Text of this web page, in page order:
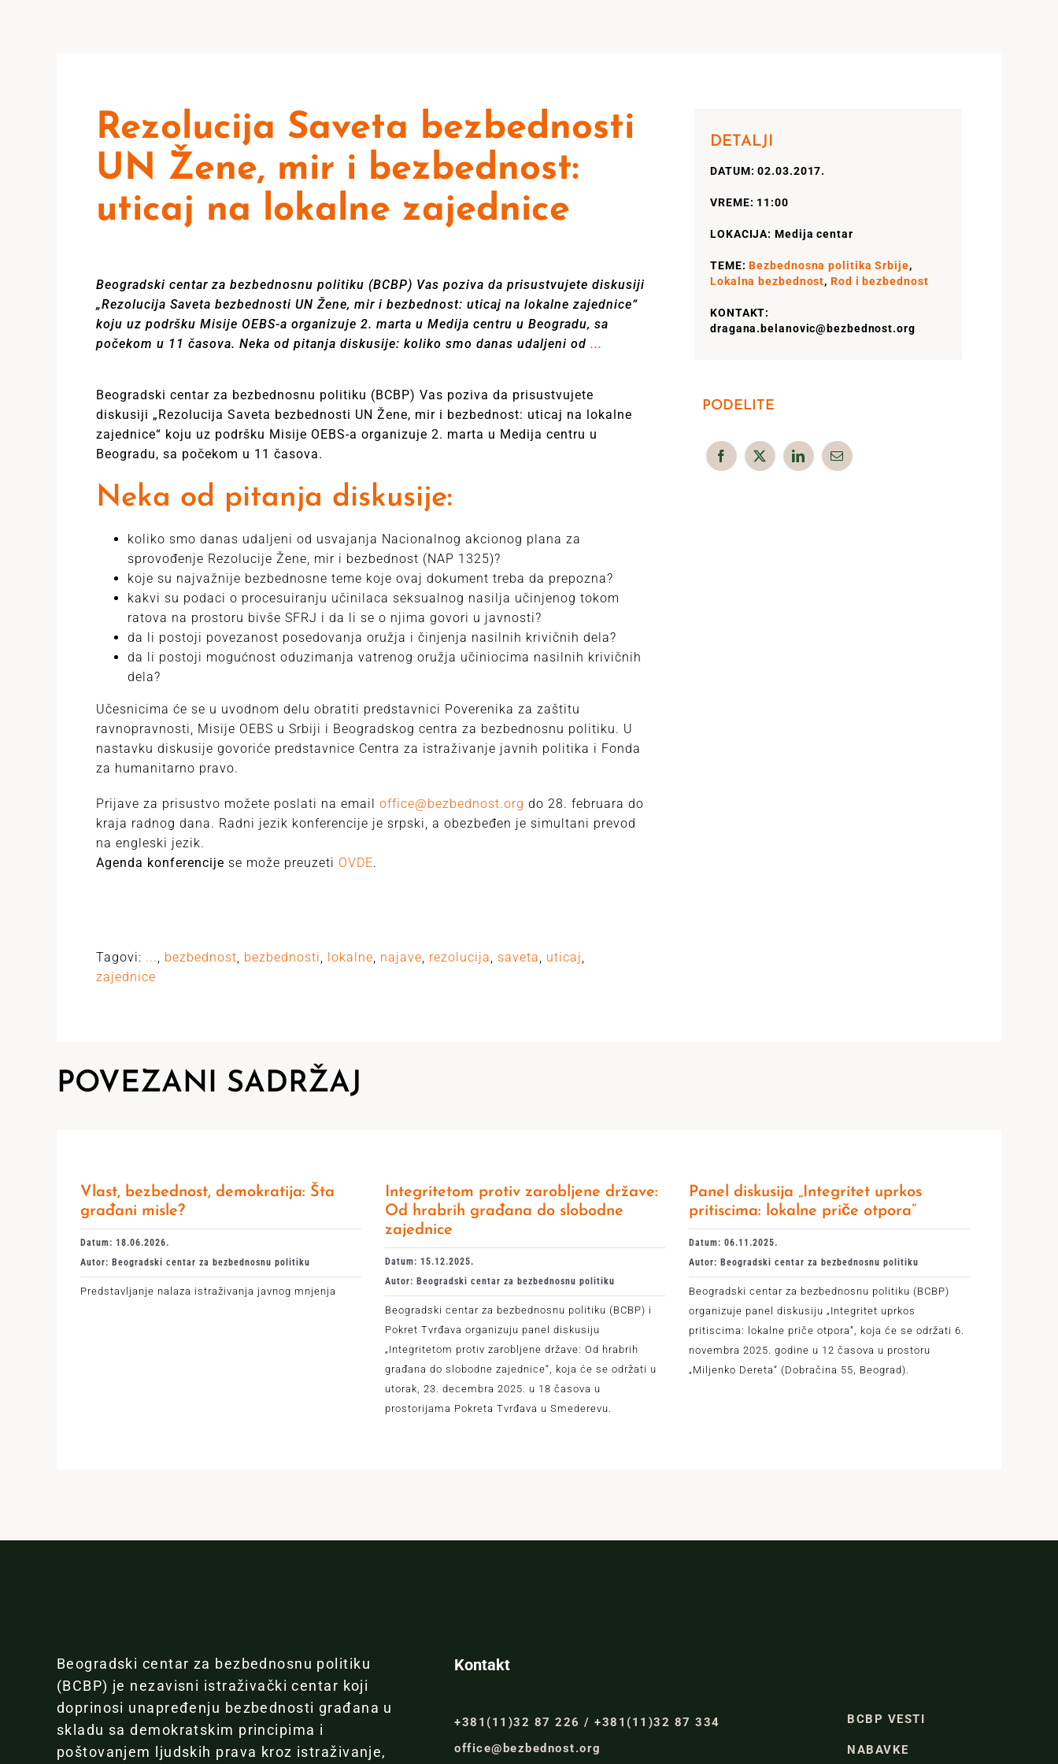
Rezolucija Saveta bezbednosti
UN Žene, mir i bezbednost:
uticaj na lokalne zajednice
Beogradski centar za bezbednosnu politiku (BCBP) Vas poziva da prisustvujete diskusiji
„Rezolucija Saveta bezbednosti UN Žene, mir i bezbednost: uticaj na lokalne zajednice“
koju uz podršku Misije OEBS-a organizuje 2. marta u Medija centru u Beogradu, sa
počekom u 11 časova. Neka od pitanja diskusije: koliko smo danas udaljeni od ...
Beogradski centar za bezbednosnu politiku (BCBP) Vas poziva da prisustvujete
diskusiji „Rezolucija Saveta bezbednosti UN Žene, mir i bezbednost: uticaj na lokalne
zajednice“ koju uz podršku Misije OEBS-a organizuje 2. marta u Medija centru u
Beogradu, sa počekom u 11 časova.
Neka od pitanja diskusije:
koliko smo danas udaljeni od usvajanja Nacionalnog akcionog plana za
sprovođenje Rezolucije Žene, mir i bezbednost (NAP 1325)?
koje su najvažnije bezbednosne teme koje ovaj dokument treba da prepozna?
kakvi su podaci o procesuiranju učinilaca seksualnog nasilja učinjenog tokom
ratova na prostoru bivše SFRJ i da li se o njima govori u javnosti?
da li postoji povezanost posedovanja oružja i činjenja nasilnih krivičnih dela?
da li postoji mogućnost oduzimanja vatrenog oružja učiniocima nasilnih krivičnih
dela?
Učesnicima će se u uvodnom delu obratiti predstavnici Poverenika za zaštitu
ravnopravnosti, Misije OEBS u Srbiji i Beogradskog centra za bezbednosnu politiku. U
nastavku diskusije govoriće predstavnice Centra za istraživanje javnih politika i Fonda
za humanitarno pravo.
Prijave za prisustvo možete poslati na email office@bezbednost.org do 28. februara do
kraja radnog dana. Radni jezik konferencije je srpski, a obezbeđen je simultani prevod
na engleski jezik.
Agenda konferencije se može preuzeti OVDE.
Tagovi: ..., bezbednost, bezbednosti, lokalne, najave, rezolucija, saveta, uticaj,
zajednice
DETALJI
DATUM: 02.03.2017.
VREME: 11:00
LOKACIJA: Medija centar
TEME:Bezbednosna politika Srbije,
Lokalna bezbednost,Rod i bezbednost
KONTAKT:
dragana.belanovic@bezbednost.org
PODELITE
POVEZANI SADRŽAJ
Vlast, bezbednost, demokratija: Šta
građani misle?
Datum: 18.06.2026.
Autor: Beogradski centar za bezbednosnu politiku
Predstavljanje nalaza istraživanja javnog mnjenja
Integritetom protiv zarobljene države:
Od hrabrih građana do slobodne
zajednice
Datum: 15.12.2025.
Autor: Beogradski centar za bezbednosnu politiku
Beogradski centar za bezbednosnu politiku (BCBP) i
Pokret Tvrđava organizuju panel diskusiju
„Integritetom protiv zarobljene države: Od hrabrih
građana do slobodne zajednice“, koja će se održati u
utorak, 23. decembra 2025. u 18 časova u
prostorijama Pokreta Tvrđava u Smederevu.
Panel diskusija „Integritet uprkos
pritiscima: lokalne priče otpora”
Datum: 06.11.2025.
Autor: Beogradski centar za bezbednosnu politiku
Beogradski centar za bezbednosnu politiku (BCBP)
organizuje panel diskusiju „Integritet uprkos
pritiscima: lokalne priče otpora”, koja će se održati 6.
novembra 2025. godine u 12 časova u prostoru
„Miljenko Dereta“ (Dobračina 55, Beograd).
Beogradski centar za bezbednosnu politiku
(BCBP) je nezavisni istraživački centar koji
doprinosi unapređenju bezbednosti građana u
skladu sa demokratskim principima i
poštovanjem ljudskih prava kroz istraživanje,
Kontakt
+381(11)32 87 226 / +381(11)32 87 334
office@bezbednost.org
BCBP VESTI
NABAVKE